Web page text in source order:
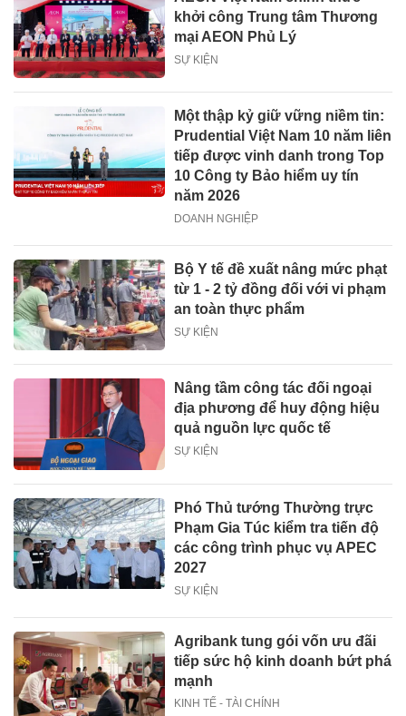
khởi công Trung tâm Thương
mại AEON Phủ Lý
SỰ KIỆN
Một thập kỷ giữ vững niềm tin:
Prudential Việt Nam 10 năm liên
tiếp được vinh danh trong Top
10 Công ty Bảo hiểm uy tín
năm 2026
DOANH NGHIỆP
Bộ Y tế đề xuất nâng mức phạt
từ 1 - 2 tỷ đồng đối với vi phạm
an toàn thực phẩm
SỰ KIỆN
Nâng tầm công tác đối ngoại
địa phương để huy động hiệu
quả nguồn lực quốc tế
SỰ KIỆN
Phó Thủ tướng Thường trực
Phạm Gia Túc kiểm tra tiến độ
các công trình phục vụ APEC
2027
SỰ KIỆN
Agribank tung gói vốn ưu đãi
tiếp sức hộ kinh doanh bứt phá
mạnh
KINH TẾ - TÀI CHÍNH